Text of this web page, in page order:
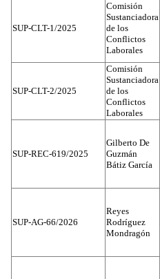
SUP-CLT-1/2025
Comisión
Sustanciadora
de los
Conflictos
Laborales
SUP-CLT-2/2025
Comisión
Sustanciadora
de los
Conflictos
Laborales
SUP-REC-619/2025
Gilberto De
Guzmán
Bátiz García
SUP-AG-66/2026
Reyes
Rodríguez
Mondragón